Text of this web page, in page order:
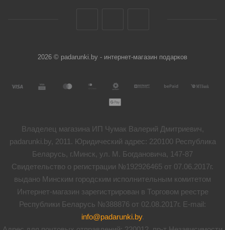
2026 © padarunki.by - интернет-магазин подарков
Владелец магазина ИП Чумак Валерий Дмитриевич,
padarunki.by, 2011. Юридический адрес: 220100 Республика
Беларусь, г.Минск, ул. М. Богдановича, 147-87
Свидетельство о регистрации №192926465 от 07.06.2017г.
выдано Минским городским исполнительным комитетом
Интернет-магазин зарегистрирован в Торговом реестре
Республики Беларусь №388876 от 02.08.2017г. E-mail:
info@padarunki.by.